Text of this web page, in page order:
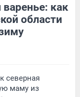
как
области
северная
маму из